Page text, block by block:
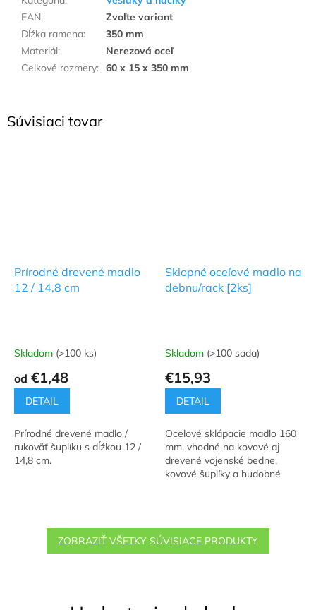
Súvisiaci tovar
Prírodné drevené madlo
12 / 14,8 cm
Skladom (>100 ks)
od €1,48
DETAIL
Prírodné drevené madlo /
rukoväť šuplíku s dĺžkou 12 /
14,8 cm.
Sklopné oceľové madlo na
debnu/rack [2ks]
Skladom (>100 sada)
€15,93
DETAIL
Oceľové sklápacie madlo 160
mm, vhodné na kovové aj
drevené vojenské bedne,
kovové šuplíky a hudobné
ZOBRAZIŤ VŠETKY SÚVISIACE PRODUKTY
EAN:
Zvoľte variant
Dĺžka ramena:
350 mm
Materiál:
Nerezová oceľ
Celkové rozmery: 60 x 15 x 350 mm